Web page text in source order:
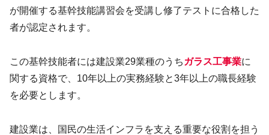
が開催する基幹技能講習会を受講し修了テストに合格した
者が認定されます。
この基幹技能者には建設業29業種のうち ガラス工事業に
関する資格で、10年以上の実務経験と3年以上の職長経験
を必要とします。
建設業は、国民の生活インフラを支える重要な役割を担う